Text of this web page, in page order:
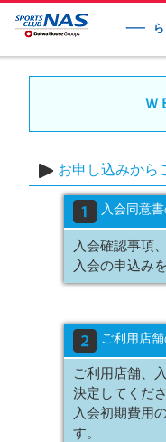
Ｗ
お申し込みから
入会同意
入会確認事項
入会の申込み
ご利用店
ご利用店舗、
決定してくださ
入会初期費用
す。